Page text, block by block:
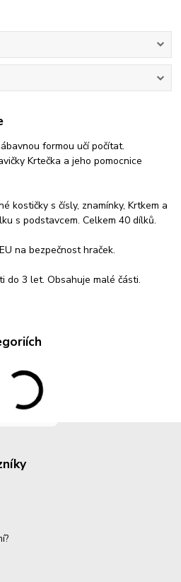
formou učí počítat.
Krtečka a jeho pomocnice
kostičky s čísly, znamínky, Krtkem a
s podstavcem. Celkem 40 dílků.
na bezpečnost hraček.
do 3 let. Obsahuje malé části.